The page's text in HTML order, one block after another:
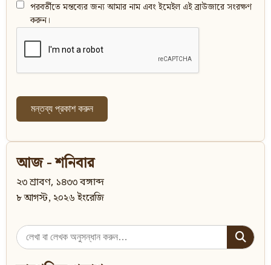
পরবর্তীতে মন্তব্যের জন্য আমার নাম এবং ইমেইল এই ব্রাউজারে সংরক্ষণ
করুন।
আজ - শনিবার
২৩ শ্রাবণ, ১৪৩৩ বঙ্গাব্দ
৮ আগস্ট, ২০২৬ ইংরেজি
Search
for: